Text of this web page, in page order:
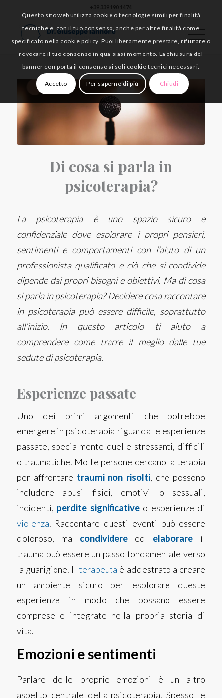
+39 339 190 1474
Di cosa si parla in
psicoterapia?
La psicoterapia è uno spazio sicuro e
confidenziale dove esplorare i propri pensieri,
sentimenti e comportamenti con l’aiuto di un
professionista qualificato e ciò che si condivide
dipende dai propri bisogni e obiettivi. Ma di cosa
si parla in psicoterapia? Decidere cosa raccontare
in psicoterapia può essere difficile, soprattutto
all’inizio. In questo articolo ti aiuto a
comprendere come trarre il meglio dalle tue
sedute di psicoterapia.
Esperienze passate
Uno dei primi argomenti che potrebbe
emergere in psicoterapia riguarda le esperienze
passate, specialmente quelle stressanti, difficili
o traumatiche. Molte persone cercano la terapia
per affrontare traumi non risolti, che possono
includere abusi fisici, emotivi o sessuali,
incidenti, perdite significativeo esperienze di
violenza. Raccontare questi eventi può essere
doloroso, ma condividereed elaborare il
trauma può essere un passo fondamentale verso
la guarigione. Il terapeuta è addestrato a creare
un ambiente sicuro per esplorare queste
esperienze in modo che possano essere
comprese e integrate nella propria storia di
vita.
Emozioni e sentimenti
Parlare delle proprie emozioni è un altro
aspetto centrale della psicoterapia. Spesso le
Questo sito web utilizza cookie o tecnologie simili per finalità
tecniche e, con il tuo consenso, anche per altre finalità come
specificato nella cookie policy. Puoi liberamente prestare, rifiutare o
revocare il tuo consenso in qualsiasi momento. La chiusura del
banner comporta il consenso ai soli cookie tecnici necessari.
Accetto Per saperne di più Chiudi